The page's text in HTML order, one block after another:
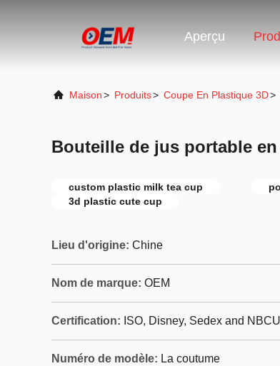
Aperçu
Maison> Produits> Coupe En Plastique 3D>
Bouteille de jus portable
custom plastic milk tea cup
3d plastic cute cup
Lieu d'origine: Chine
Nom de marque: OEM
Certification: ISO, Disney, Sedex and
Numéro de modèle: La coutume